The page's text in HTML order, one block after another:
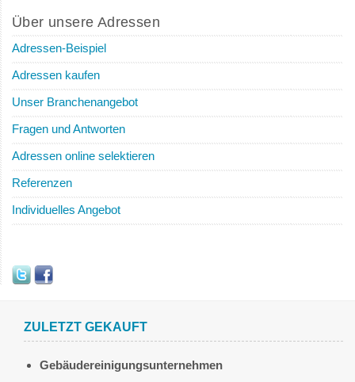
Über unsere Adressen
Adressen-Beispiel
Adressen kaufen
Unser Branchenangebot
Fragen und Antworten
Adressen online selektieren
Referenzen
Individuelles Angebot
ZULETZT GEKAUFT
Gebäudereinigungsunternehmen